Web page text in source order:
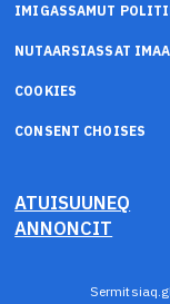
IMIGASSAMUT
NUTAARSIASSAT
COOKIES
CONSENT CHOISES
ATUISUUNEQ
ANNONCIT